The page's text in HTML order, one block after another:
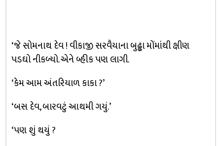
‘જે સોમનાથ દેવ ! વીકાજી સરવૈયાના બુઢ્ઢા મોંમાંથી ક્ષીણ
પડઘો નીકળ્યો. એને બ્હીક પણ લાગી.
‘કેમ આમ અંતરિયાળ કાકા ?’
‘બસ દેવ, બારવટું આથમી ગયું.’
‘પણ શું થયું ?